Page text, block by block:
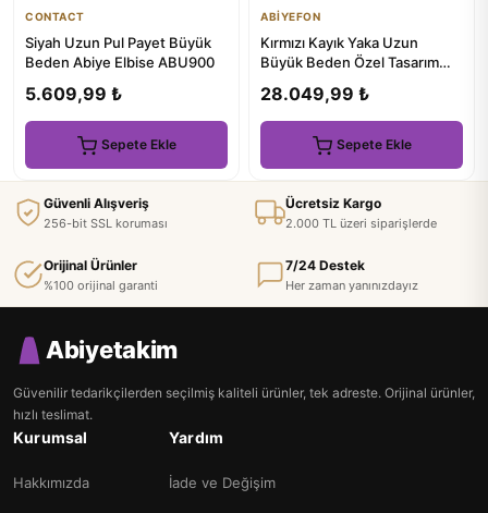
CONTACT
Siyah Uzun Pul Payet Büyük
Beden Abiye Elbise ABU900
5.609,99 ₺
Sepete Ekle
ABİYEFON
Kırmızı Kayık Yaka Uzun
Büyük Beden Özel Tasarım
28.049,99 ₺
Sepete Ekle
Güvenli Alışveriş
256-bit SSL koruması
Ücretsiz Kargo
2.000 TL üzeri siparişlerde
Orijinal Ürünler
%100 orijinal garanti
7/24 Destek
Her zaman yanınızdayız
Abiyetakim
Güvenilir tedarikçilerden seçilmiş kaliteli ürünler, tek adreste. Orijinal ürünler,
hızlı teslimat.
Kurumsal
Hakkımızda
Yardım
İade ve Değişim